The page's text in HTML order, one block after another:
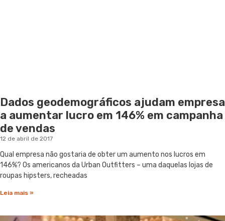
Dados geodemográficos ajudam empresa
a aumentar lucro em 146% em campanha
de vendas
12 de abril de 2017
Qual empresa não gostaria de obter um aumento nos lucros em
146%? Os americanos da Urban Outfitters – uma daquelas lojas de
roupas hipsters, recheadas
Leia mais »